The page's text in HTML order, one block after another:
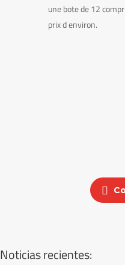
une bote de 12
prix d environ.
Noticias recientes: